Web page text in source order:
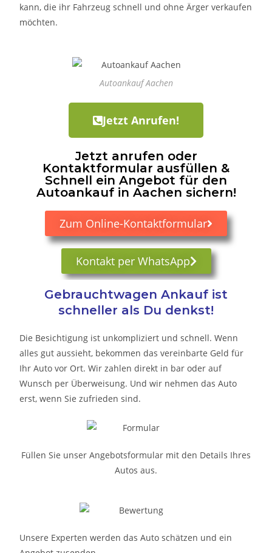
kann, die ihr Fahrzeug schnell und ohne Ärger verkaufen
möchten.
Autoankauf Aachen
Jetzt Anrufen!
Jetzt anrufen oder
Kontaktformular ausfüllen &
Schnell ein Angebot für den
Autoankauf in Aachen sichern!
Zum Online-Kontaktformular
Kontakt per WhatsApp
Gebrauchtwagen Ankauf ist
schneller als Du denkst!
Die Besichtigung ist unkompliziert und schnell. Wenn
alles gut aussieht, bekommen das vereinbarte Geld für
Ihr Auto vor Ort. Wir zahlen direkt in bar oder auf
Wunsch per Überweisung. Und wir nehmen das Auto
erst, wenn Sie zufrieden sind.
Füllen Sie unser Angebotsformular mit den Details Ihres
Autos aus.
Unsere Experten werden das Auto schätzen und ein